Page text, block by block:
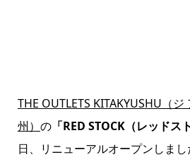
THE OUTLETS KITAKYUSHU（
州） の「RED STOCK（レッドス
日、リニューアルオープンしま